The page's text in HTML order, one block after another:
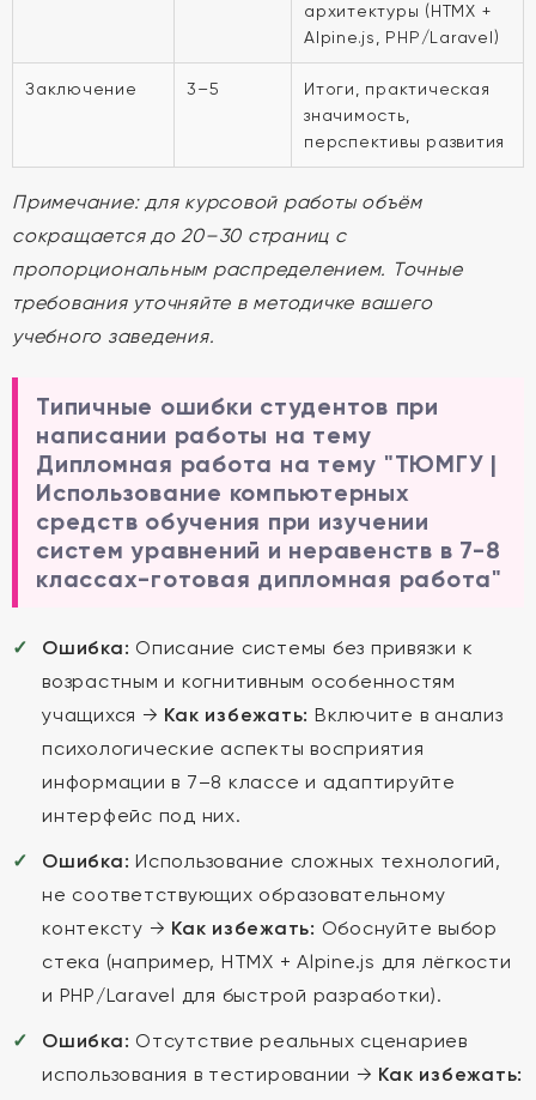
архитектуры (HTMX +
Alpine.js, PHP/Laravel)
Заключение 3–5
Итоги, практическая
значимость,
перспективы развития
Примечание: для курсовой работы объём
сокращается до 20–30 страниц с
пропорциональным распределением. Точные
требования уточняйте в методичке вашего
учебного заведения.
Типичные ошибки студентов при
написании работы на тему
Дипломная работа на тему "ТЮМГУ |
Использование компьютерных
средств обучения при изучении
систем уравнений и неравенств в 7-8
классах-готовая дипломная работа"
Ошибка: Описание системы без привязки к
возрастным и когнитивным особенностям
учащихся → Как избежать: Включите в анализ
психологические аспекты восприятия
информации в 7–8 классе и адаптируйте
интерфейс под них.
Ошибка: Использование сложных технологий,
не соответствующих образовательному
контексту → Как избежать: Обоснуйте выбор
стека (например, HTMX + Alpine.js для лёгкости
и PHP/Laravel для быстрой разработки).
Ошибка: Отсутствие реальных сценариев
использования в тестировании → Как избежать: